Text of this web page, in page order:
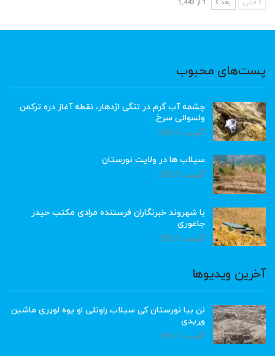
قبلی بعد 1 از 1,443
پست‌های محبوب
چشمه آب گرم در تنگی اژدهار، نقطه آغاز دره ترکمن
ولسوالی سرخ…
آگوست 5, 2026
سیلاب ها در ولایت نورستان
آگوست 5, 2026
با شهروند خبرنگاران فرستنده مرادی مکتب حیدر
جاغوری
آگوست 5, 2026
آخرین ویدیوها
نن بیا نورستان کی سیلاب راوتلی او یوه لوډری ماشین
وړیدی
آگوست 5, 2026